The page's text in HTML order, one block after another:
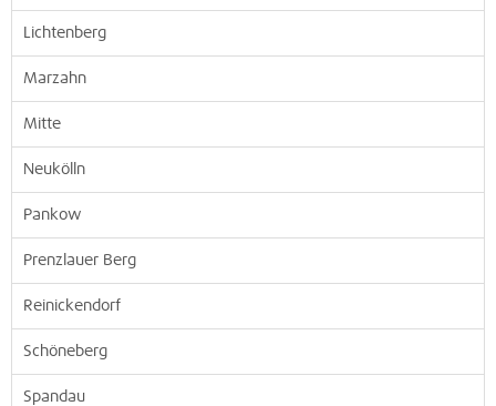
Lichtenberg
Marzahn
Mitte
Neukölln
Pankow
Prenzlauer Berg
Reinickendorf
Schöneberg
Spandau